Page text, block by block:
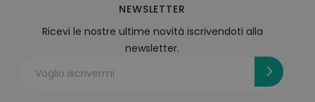
NEWSLETTER
Ricevi le nostre ultime novità iscrivendoti alla
newsletter.
Voglio iscrivermi